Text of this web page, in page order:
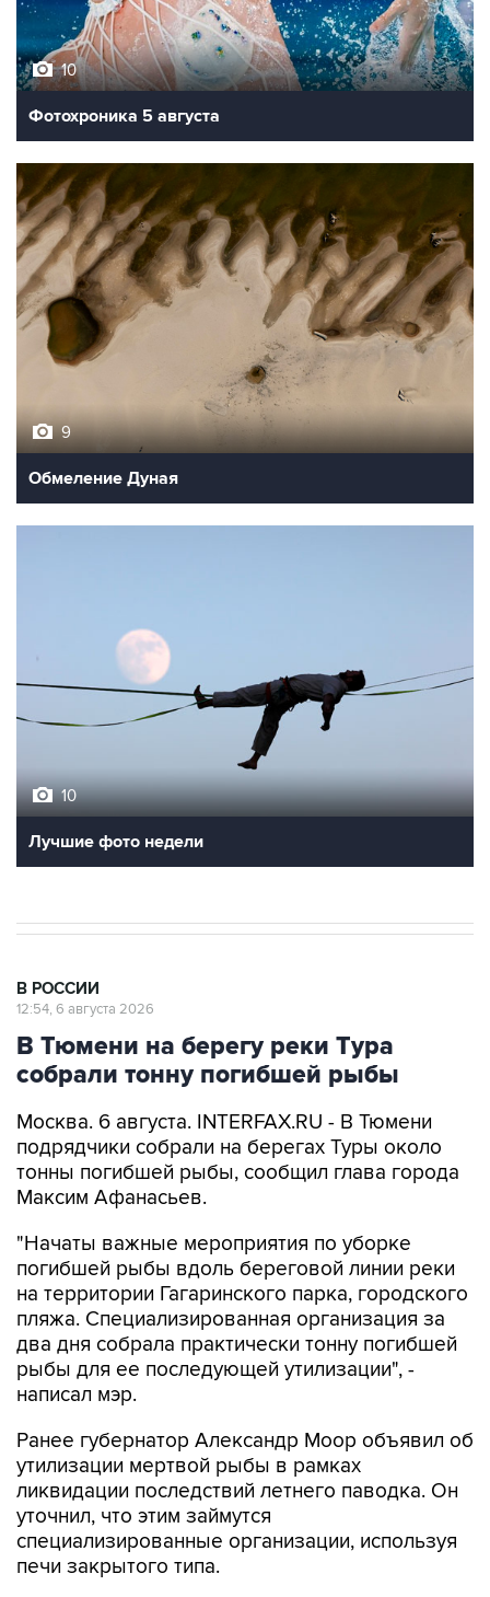
10
Фотохроника 5 августа
9
Обмеление Дуная
10
Лучшие фото недели
В РОССИИ
12:54, 6 августа 2026
В Тюмени на берегу реки Тура
собрали тонну погибшей рыбы
Москва. 6 августа. INTERFAX.RU - В Тюмени
подрядчики собрали на берегах Туры около
тонны погибшей рыбы, сообщил глава города
Максим Афанасьев.
"Начаты важные мероприятия по уборке
погибшей рыбы вдоль береговой линии реки
на территории Гагаринского парка, городского
пляжа. Специализированная организация за
два дня собрала практически тонну погибшей
рыбы для ее последующей утилизации", -
написал мэр.
Ранее губернатор Александр Моор объявил об
утилизации мертвой рыбы в рамках
ликвидации последствий летнего паводка. Он
уточнил, что этим займутся
специализированные организации, используя
печи закрытого типа.